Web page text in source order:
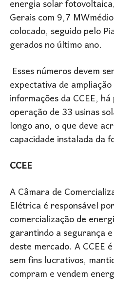
energia solar
Gerais com 9,7
colocado, seguido pelo
gerados no último ano.
Esses números devem
expectativa de
informações da CCEE,
operação de 33 usinas
longo ano, o que deve
capacidade instalada da
CCEE
A Câmara de
Elétrica é responsável
comercialização de
garantindo a segurança
deste mercado. A CCEE
sem fins lucrativos,
compram e vendem